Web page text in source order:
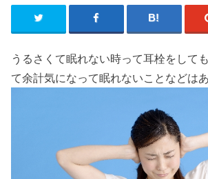
うるさくて眠れない時って耳栓をして
て余計気になって眠れないことなどは